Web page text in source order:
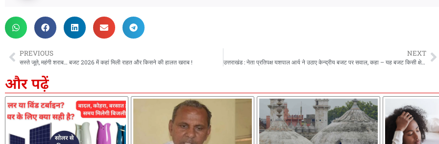
PREVIOUS
सस्ते जूते, महंगी शराब… बजट 2026 में कहां मिली राहत और किसने की हालत खराब !
NEXT
उत्तराखंड : नेता प्रतिपक्ष यशपाल आर्य ने उठाए केन्द्रीय बजट पर सवाल, कहा – यह बजट किसी क्षेत्र मे कोई समाधान नहीं देता
और पढ़ें